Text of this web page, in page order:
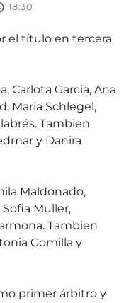
18:30
el título en tercera
Carlota Garcia, Ana
Maria Schlegel,
Tambien
y Danira
Maldonado,
Muller,
Tambien
Gomilla y
primer árbitro y